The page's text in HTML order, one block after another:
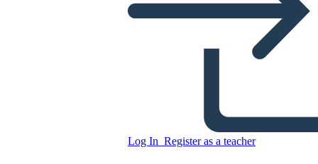
Log In Register as a teacher
עצמאות טקסנית וסיפוח טקסס